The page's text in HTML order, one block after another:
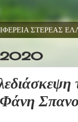
ΣΤΕΡΕΑΣ
2020